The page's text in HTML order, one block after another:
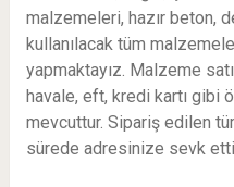
malzemeleri, hazır beton,
kullanılacak tüm
yapmaktayız. Malzeme
havale, eft, kredi kartı gibi
mevcuttur. Sipariş edilen
sürede adresinize sevk